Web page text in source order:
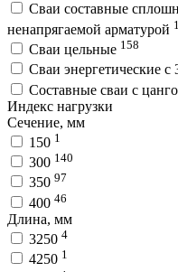
Сваи составные
ненапрягаемой арматурой
Сваи цельные 158
Сваи энергетические
Составные сваи с
Индекс нагрузки
Сечение, мм
150 1
300 140
350 97
400 46
Длина, мм
3250 4
4250 1